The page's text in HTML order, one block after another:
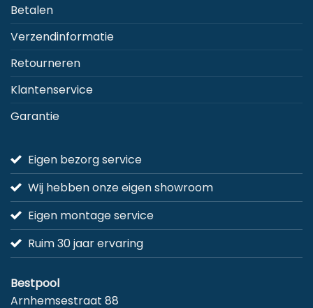
Betalen
Verzendinformatie
Retourneren
Klantenservice
Garantie
Eigen bezorg service
Wij hebben onze eigen showroom
Eigen montage service
Ruim 30 jaar ervaring
Bestpool
Arnhemsestraat 88